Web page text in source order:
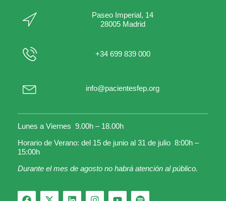
Paseo Imperial, 14
28005 Madrid
+34 699 839 000
info@pacientesfep.org
Lunes a Viernes 9.00h – 18.00h
Horario de Verano: del 15 de junio al 31 de julio 8:00h –
15:00h
Durante el mes de agosto no habrá atención al público.